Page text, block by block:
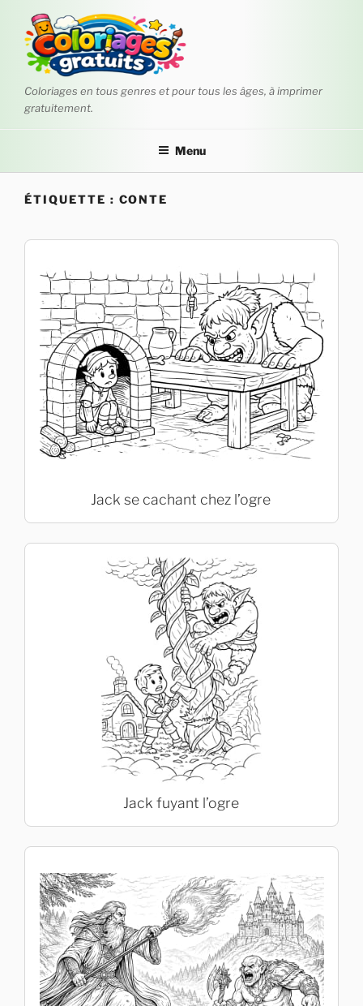
contenu
principal
Coloriages en tous genres et pour tous les âges, à imprimer
gratuitement.
Menu
ÉTIQUETTE : CONTE
Jack se cachant chez l’ogre
Jack fuyant l’ogre